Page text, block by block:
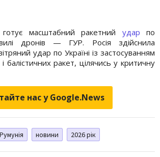
масштабний ракетний удар по
дронів — ГУР. Росія здійснила
удар по Україні із застосуванням
балістичних ракет, цілячись у критичну
нас у Google.News
Румунія новини 2026 рік